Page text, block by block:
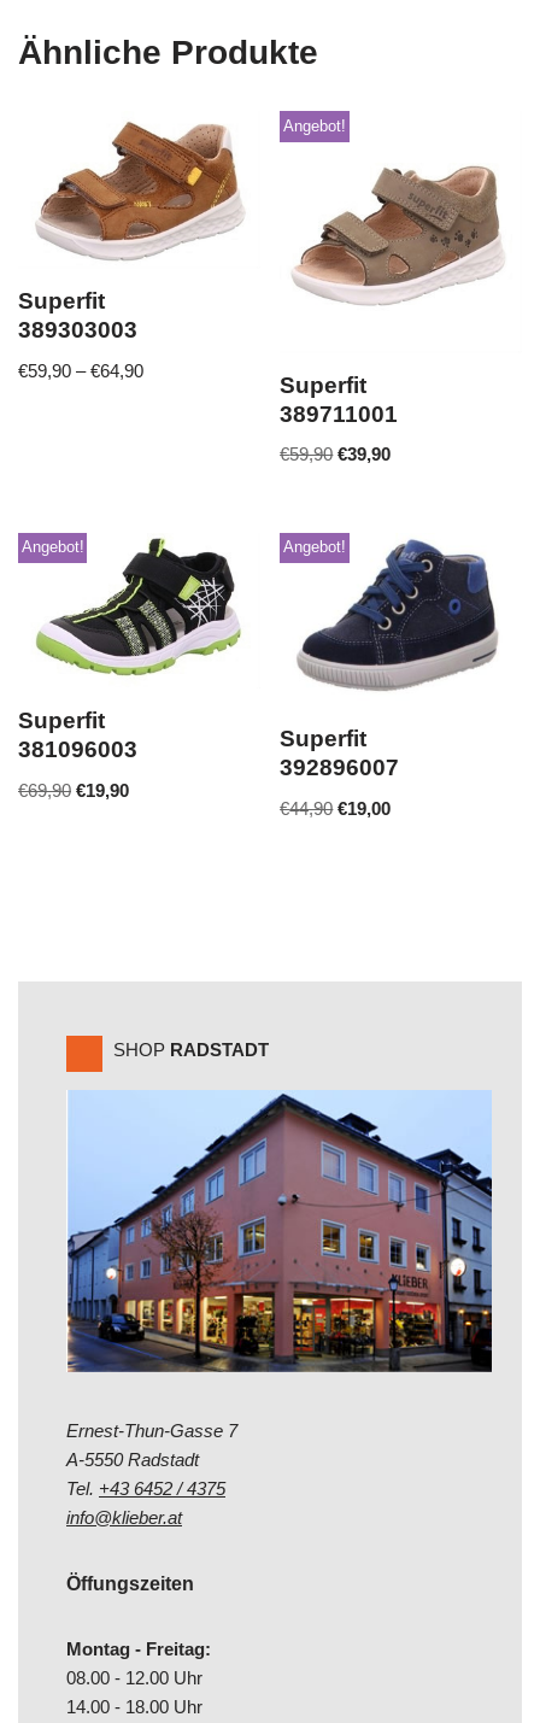
Ähnliche Produkte
Superfit
389303003
€59,90 –€64,90
Angebot!
Superfit
389711001
€59,90 €39,90
Angebot!
Superfit
381096003
€69,90 €19,90
Angebot!
Superfit
392896007
€44,90 €19,00
SHOP RADSTADT
Ernest-Thun-Gasse 7
A-5550 Radstadt
Tel. +43 6452 / 4375
info@klieber.at
Öffungszeiten
Montag - Freitag:
08.00 - 12.00 Uhr
14.00 - 18.00 Uhr